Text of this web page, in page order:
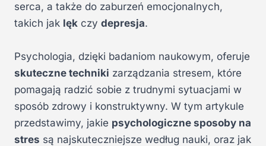
serca, a także do zaburzeń emocjonalnych,
takich jak lęk czy depresja.
Psychologia, dzięki badaniom naukowym, oferuje
skuteczne techniki zarządzania stresem, które
pomagają radzić sobie z trudnymi sytuacjami w
sposób zdrowy i konstruktywny. W tym artykule
przedstawimy, jakie psychologiczne sposoby na
stres są najskuteczniejsze według nauki, oraz jak